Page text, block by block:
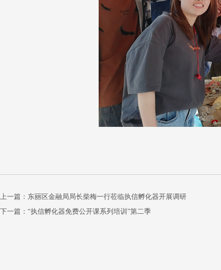
上一篇： 东丽区金融局局长柴梅一行莅临执信孵化器开展调研
下一篇： “执信孵化器免费公开课系列培训”第二季